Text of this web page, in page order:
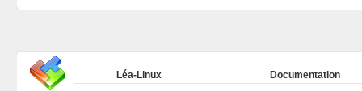
Léa-Linux
Documentation